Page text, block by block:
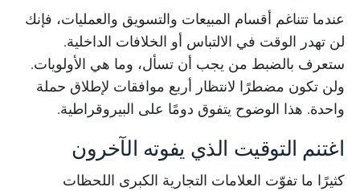
عندما تتناغم أقسام المبيعات والتسويق والعمليات، فإنك
لن تهدر الوقت في الالتباس أو الخلافات الداخلية.
ستعرف بالضبط من يجب أن تسأل، وما هي الأولويات.
ولن تكون مضطرًا لانتظار أربع موافقات لإطلاق حملة
واحدة. هذا الوضوح يتفوق دومًا على البيروقراطية.
اغتنم التوقيت الذي يفوته الآخرون
كثيرًا ما تفوّت العلامات التجارية الكبرى اللحظات